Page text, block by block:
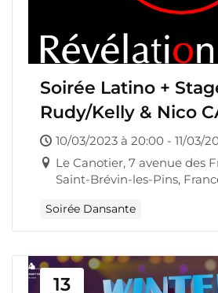
Soirée Latino +
Rudy/Kelly & Nico
10/03/2023 à 20:00 - 11/03/
Le Canotier, 7 avenue des
Saint-Brévin-les-Pins,
Soirée Dansante
13